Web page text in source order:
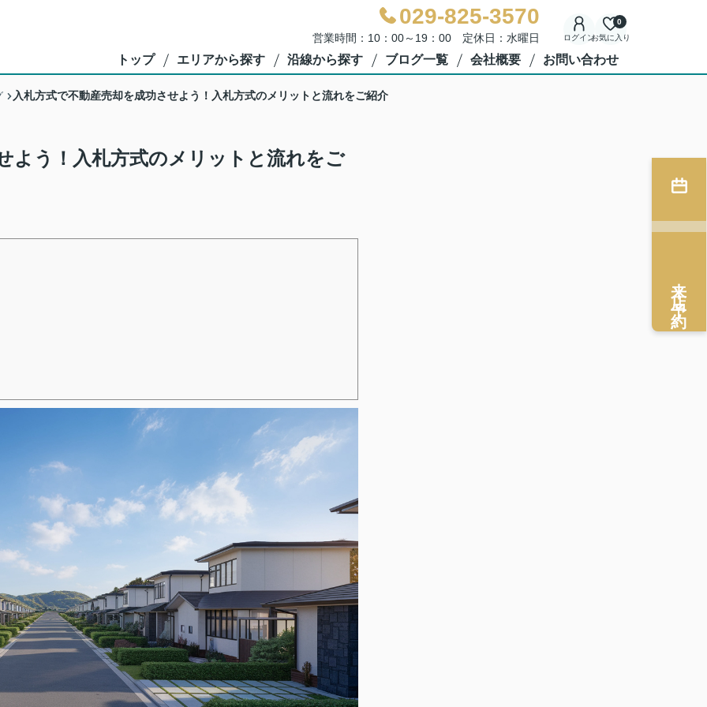
029-825-3570
営業時間：10：00～19：00 定休日：水曜日 ログインお気に入り
0
トップ エリアから探す 沿線から探す ブログ一覧 会社概要 お問い合わせ
入札方式で不動産売却を成功させよう！入札方式のメリットと流れをご紹介
よう！入札方式のメリットと流れをご
来店予約